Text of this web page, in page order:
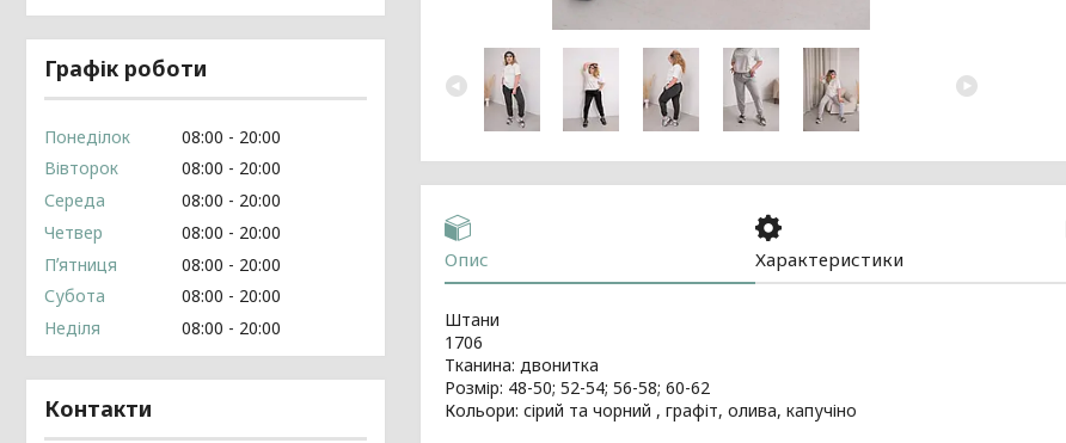
Опис Характеристики
Штани
1706
Тканина: двонитка
Розмір: 48-50; 52-54; 56-58; 60-62
Кольори: сірий та чорний , графіт, олива, капучіно
Графік роботи
Понеділок 08:00
20:00
Вівторок
08:00
20:00
Середа
08:00
20:00
Четвер
08:00
20:00
Пʼятниця
08:00
20:00
Субота
08:00
20:00
Неділя
08:00 20:00
Контакти